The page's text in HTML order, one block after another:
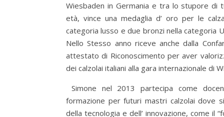
Wiesbaden in Germania e tra lo stupore di
età, vince una medaglia d’ oro per le
categoria lusso e due bronzi nella categoria
Nello Stesso anno riceve anche dalla
attestato di Riconoscimento per aver
dei calzolai italiani alla gara internazionale di
Simone nel 2013 partecipa come
formazione per futuri mastri calzolai dove
della tecnologia e dell’ innovazione, come il